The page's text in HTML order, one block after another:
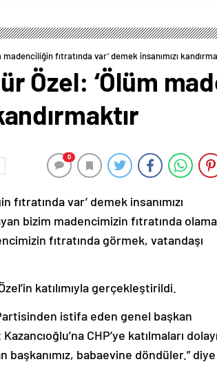
madenciliğin fıtratında var’ demek insanımızı
Özel: ‘Ölüm
0
fıtratında var’ demek insanımızı
bizim madencimizin fıtratında
fıtratında görmek, vatandaşı
katılımıyla gerçekleştirildi.
istifa eden genel başkan
CHP’ye katılmaları
başkanımız, babaevine döndüler.” diye